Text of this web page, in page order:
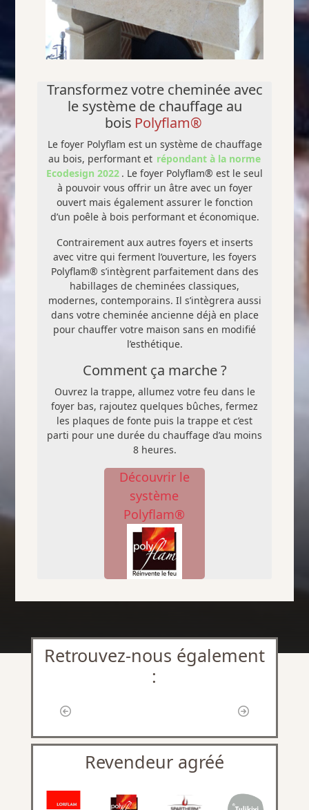
Transformez votre cheminée avec
le système de chauffage au
bois Polyflam®
Le foyer Polyflam est un système de chauffage
au bois, performant et répondant à la norme
Ecodesign 2022 . Le foyer Polyflam® est le seul
à pouvoir vous offrir un âtre avec un foyer
ouvert mais également assurer le fonction
d’un poêle à bois performant et économique.
Contrairement aux autres foyers et inserts
avec vitre qui ferment l’ouverture, les foyers
Polyflam® s’intègrent parfaitement dans des
habillages de cheminées classiques,
modernes, contemporains. Il s’intègrera aussi
dans votre cheminée ancienne déjà en place
pour chauffer votre maison sans en modifié
l’esthétique.
Comment ça marche ?
Ouvrez la trappe, allumez votre feu dans le
foyer bas, rajoutez quelques bûches, fermez
les plaques de fonte puis la trappe et c’est
parti pour une durée du chauffage d’au moins
8 heures.
Découvrir le
système
Polyflam®
Retrouvez-nous également
: